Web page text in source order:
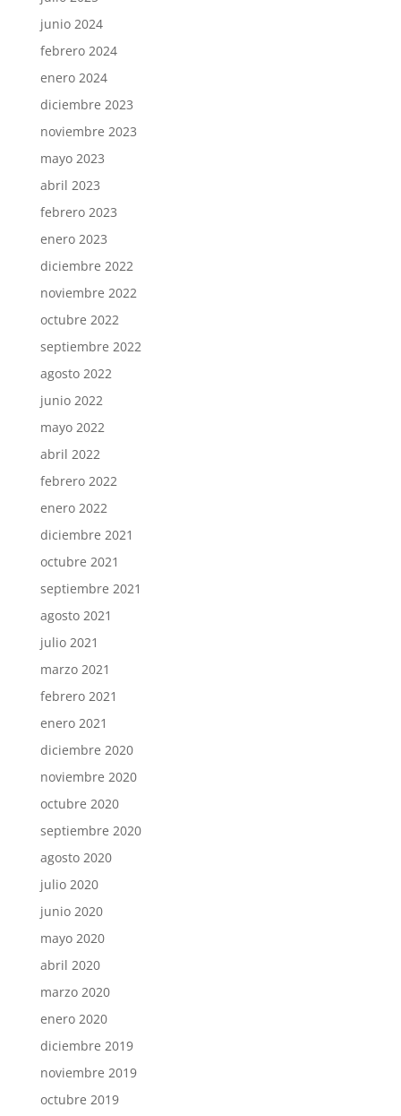
junio 2024
febrero 2024
enero 2024
diciembre 2023
noviembre 2023
mayo 2023
abril 2023
febrero 2023
enero 2023
diciembre 2022
noviembre 2022
octubre 2022
septiembre 2022
agosto 2022
junio 2022
mayo 2022
abril 2022
febrero 2022
enero 2022
diciembre 2021
octubre 2021
septiembre 2021
agosto 2021
julio 2021
marzo 2021
febrero 2021
enero 2021
diciembre 2020
noviembre 2020
octubre 2020
septiembre 2020
agosto 2020
julio 2020
junio 2020
mayo 2020
abril 2020
marzo 2020
enero 2020
diciembre 2019
noviembre 2019
octubre 2019